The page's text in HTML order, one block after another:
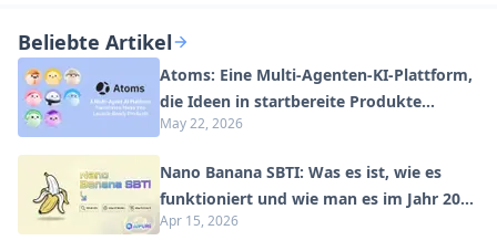
Beliebte Artikel
Atoms: Eine Multi-Agenten-KI-Plattform,
die Ideen in startbereite Produkte
verwandelt
May 22, 2026
Nano Banana SBTI: Was es ist, wie es
funktioniert und wie man es im Jahr 2026
einsetzt
Apr 15, 2026